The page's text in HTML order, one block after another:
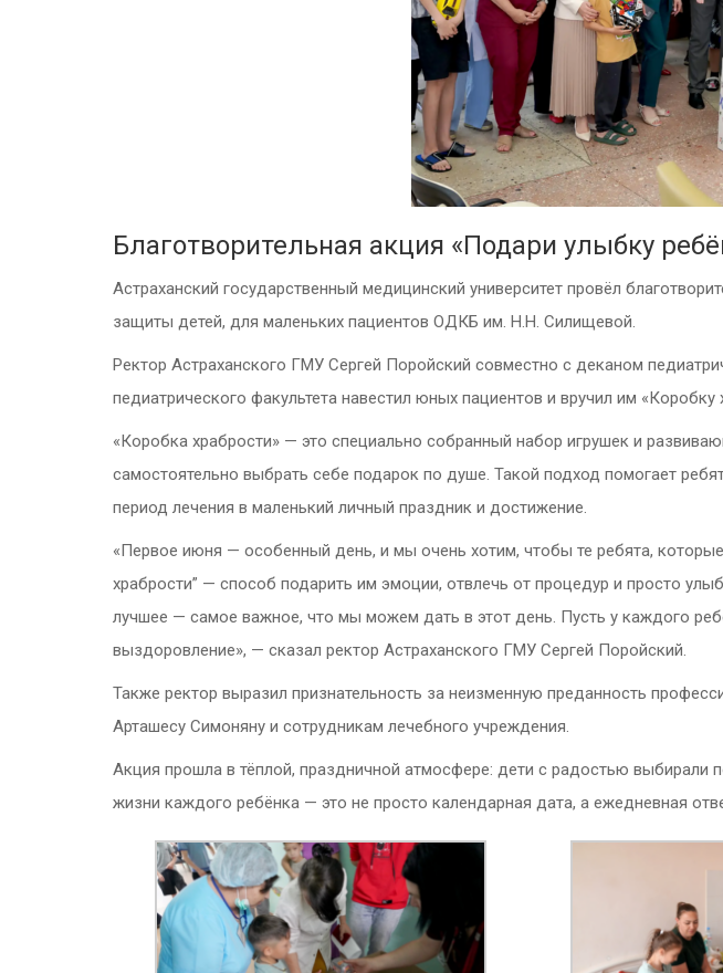
Благотворительная акция «Подари улыбку
Астраханский государственный медицинский университет провёл
защиты детей, для маленьких пациентов ОДКБ им. Н.Н. Силищевой.
Ректор Астраханского ГМУ Сергей Поройский совместно с деканом
педиатрического факультета навестил юных пациентов и вручил им «Коробку
«Коробка храбрости» — это специально собранный набор игрушек и
самостоятельно выбрать себе подарок по душе. Такой подход помогает
период лечения в маленький личный праздник и достижение.
«Первое июня — особенный день, и мы очень хотим, чтобы те ребята,
храбрости” — способ подарить им эмоции, отвлечь от процедур и просто
лучшее — самое важное, что мы можем дать в этот день. Пусть у каждого
выздоровление», — сказал ректор Астраханского ГМУ Сергей Поройский.
Также ректор выразил признательность за неизменную преданность
Арташесу Симоняну и сотрудникам лечебного учреждения.
Акция прошла в тёплой, праздничной атмосфере: дети с радостью выбирали
жизни каждого ребёнка — это не просто календарная дата, а ежедневная